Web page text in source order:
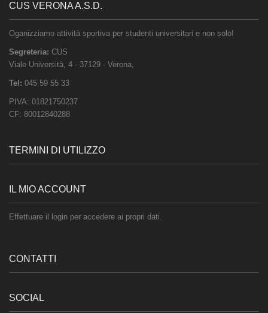
CUS VERONA A.S.D.
Oganizziamo attività sportiva per studenti universitari e non solo!
Segreteria: CUS
Viale Università, 4 - 37129 - Verona,
Tel: 045 59 55 33
PIVA: 01821750237
CF: 80012840288
TERMINI DI UTILIZZO
IL MIO ACCOUNT
Effettuare il login per accedere ai propri dati.
CONTATTI
SOCIAL